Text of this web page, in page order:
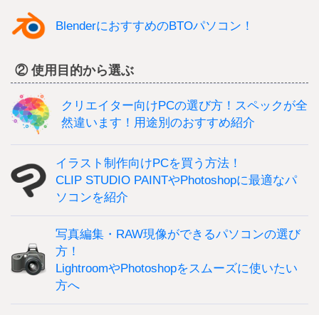
BlenderにおすすめのBTOパソコン！
② 使用目的から選ぶ
クリエイター向けPCの選び方！スペックが全
然違います！用途別のおすすめ紹介
イラスト制作向けPCを買う方法！
CLIP STUDIO PAINTやPhotoshopに最適なパ
ソコンを紹介
写真編集・RAW現像ができるパソコンの選び
方！
LightroomやPhotoshopをスムーズに使いたい
方へ